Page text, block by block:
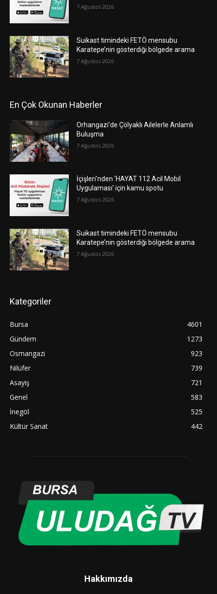
7 Ağustos 2026
Suikast timindeki FETÖ mensubu
Karatepe’nin gösterdiği bölgede arama
7 Ağustos 2026
En Çok Okunan Haberler
Orhangazi’de Çölyaklı Ailelerle Anlamlı
Buluşma
7 Ağustos 2026
İçişleri’nden ‘HAYAT 112 Acil Mobil
Uygulaması’ için kamu spotu
7 Ağustos 2026
Suikast timindeki FETÖ mensubu
Karatepe’nin gösterdiği bölgede arama
7 Ağustos 2026
Kategoriler
Bursa
4601
Gündem
1273
Osmangazi
923
Nilüfer
739
Asayiş
721
Genel
583
İnegöl
525
Kültür Sanat
442
Hakkımızda